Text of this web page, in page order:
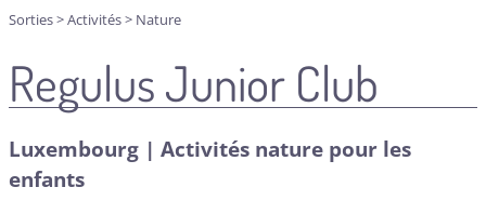
Sorties>Activités> Nature
Regulus Junior Club
Luxembourg | Activités nature pour les
enfants